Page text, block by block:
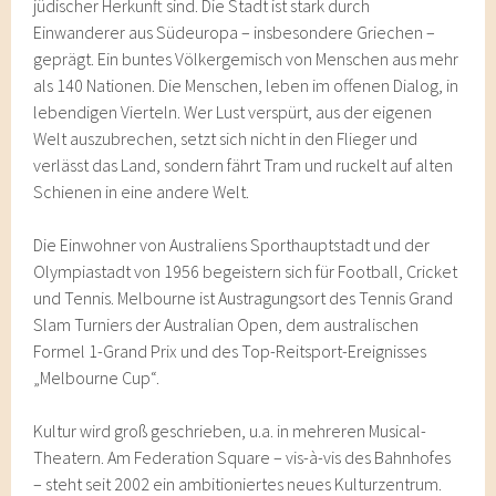
jüdischer Herkunft sind. Die Stadt ist stark durch
Einwanderer aus Südeuropa – insbesondere Griechen –
geprägt. Ein buntes Völkergemisch von Menschen aus mehr
als 140 Nationen. Die Menschen, leben im offenen Dialog, in
lebendigen Vierteln. Wer Lust verspürt, aus der eigenen
Welt auszubrechen, setzt sich nicht in den Flieger und
verlässt das Land, sondern fährt Tram und ruckelt auf alten
Schienen in eine andere Welt.
Die Einwohner von Australiens Sporthauptstadt und der
Olympiastadt von 1956 begeistern sich für Football, Cricket
und Tennis. Melbourne ist Austragungsort des Tennis Grand
Slam Turniers der Australian Open, dem australischen
Formel 1-Grand Prix und des Top-Reitsport-Ereignisses
„Melbourne Cup“.
Kultur wird groß geschrieben, u.a. in mehreren Musical-
Theatern. Am Federation Square – vis-à-vis des Bahnhofes
– steht seit 2002 ein ambitioniertes neues Kulturzentrum.